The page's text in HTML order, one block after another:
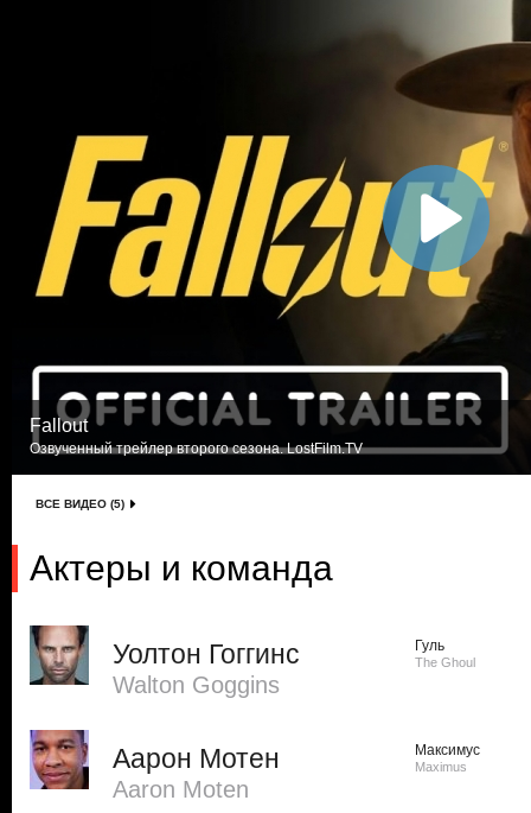
Fallout
Озвученный трейлер второго сезона. LostFilm.TV
ВСЕ ВИДЕО (5)
Актеры и команда
Уолтон Гоггинс
Walton Goggins
Гуль
The Ghoul
Аарон Мотен
Aaron Moten
Максимус
Maximus